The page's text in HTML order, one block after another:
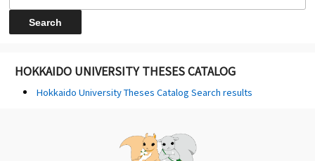
HOKKAIDO UNIVERSITY THESES CATALOG
Hokkaido University Theses Catalog Search results